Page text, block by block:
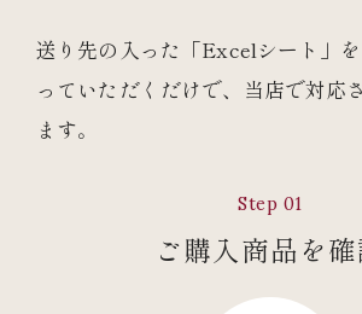
送り先の入った「Excelシート」
っていただくだけで、
当店で対応
ます。
Step 01
ご購入商品を